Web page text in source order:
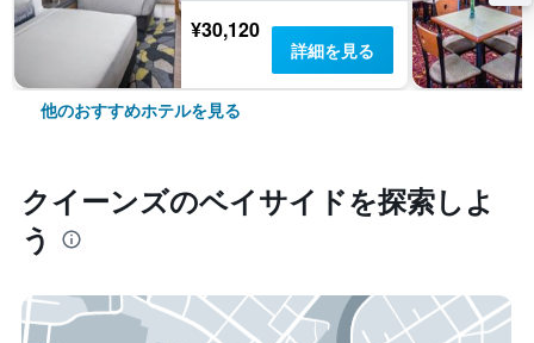
¥30,120
詳細を見る
他のおすすめホテルを見る
クイーンズ​のベイサイド​を探索しよ
う